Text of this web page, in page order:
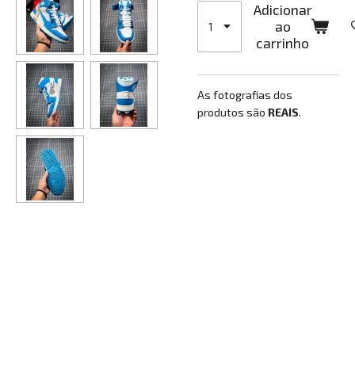
Adicionar
ao
carrinho
As fotografias dos
produtos são REAIS.